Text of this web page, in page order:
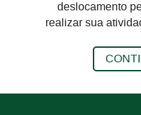
deslocamento
realizar sua